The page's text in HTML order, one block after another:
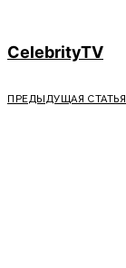
CelebrityTV
ПРЕДЫДУЩАЯ СТАТЬЯ